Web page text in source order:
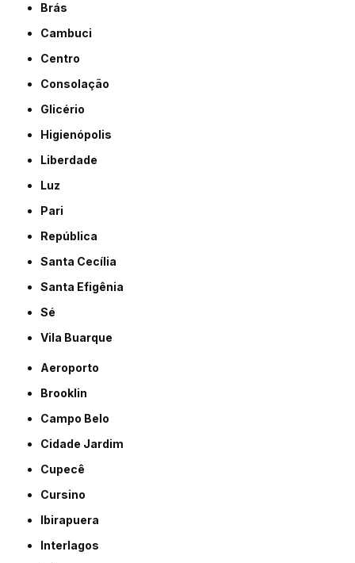
Brás
Cambuci
Centro
Consolação
Glicério
Higienópolis
Liberdade
Luz
Pari
República
Santa Cecília
Santa Efigênia
Sé
Vila Buarque
Aeroporto
Brooklin
Campo Belo
Cidade Jardim
Cupecê
Cursino
Ibirapuera
Interlagos